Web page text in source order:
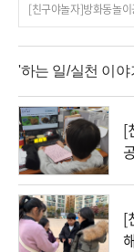
[친구야놀자]방화동놀
'하는 일/실천 이야
[
[